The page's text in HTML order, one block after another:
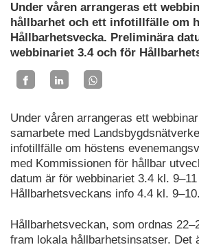
Under våren arrangeras ett
hållbarhet och ett infotillfälle om
Hållbarhetsvecka. Preliminära
webbinariet 3.4 och för
Under våren arrangeras ett
samarbete med
infotillfälle om höstens
med Kommissionen för hållbar
datum är för webbinariet 3.4 kl.
Hållbarhetsveckans info 4.4 kl.
Hållbarhetsveckan, som ordnas
fram lokala hållbarhetsinsatser. Det